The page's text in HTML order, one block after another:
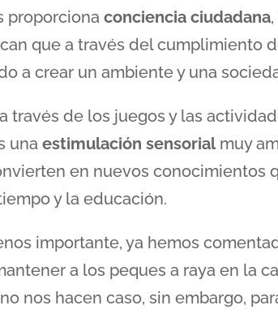
proporcionaconciencia ciudadana
que a través del cumplimiento
a crear un ambiente y una
través de los juegos y las
unaestimulación sensorialmuy
en nuevos conocimientos
y la educación.
importante, ya hemos
a los peques a raya en la
nos hacen caso, sin embargo,